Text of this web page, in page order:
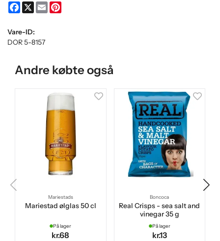
Facebook
X Email
Vare-ID:
DOR 5-8157
Andre købte også
Mariestads
Mariestad ølglas 50 cl
På lager
kr.68
Boncoca
Real Crisps - sea salt and
vinegar 35 g
På lager
kr.13